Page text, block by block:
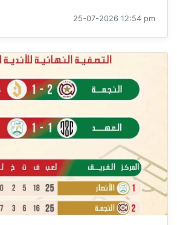
25-07-2026 12:54 pm